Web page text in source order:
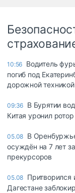
10:56 Водитель
погиб под
дорожной техникой
09:36 В Бурятии
Китая уронил
05.08 В
осуждён на 7 лет
прекурсоров
05.08 Притворился
Дагестане